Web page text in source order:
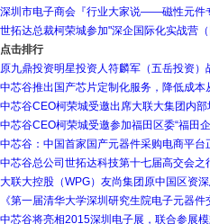
深圳市电子商会『行业大家说——磁性元件
世拓达总裁柯荣城参加"深企国际化实战营
点击排行
原九鼎投资明星投资人符麟军（五岳投资）
中芯谷推出国产芯片定制化服务，降低成本
中芯谷CEO柯荣城受邀出席大联大集团内部
中芯谷CEO柯荣城受邀参加福田区委“福田
中芯谷：中国首家国产元器件采购电商平台
中芯谷总公司世拓达科技第十七届高交会之
大联大控股（WPG）友尚集团原中国区资
《第一届清华大学深圳研究生院电子元器
中芯谷将亮相2015深圳电子展，联合参展